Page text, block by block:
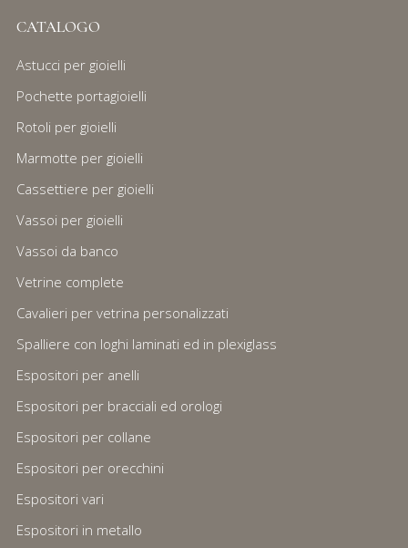
CATALOGO
Astucci per gioielli
Pochette portagioielli
Rotoli per gioielli
Marmotte per gioielli
Cassettiere per gioielli
Vassoi per gioielli
Vassoi da banco
Vetrine complete
Cavalieri per vetrina personalizzati
Spalliere con loghi laminati ed in plexiglass
Espositori per anelli
Espositori per bracciali ed orologi
Espositori per collane
Espositori per orecchini
Espositori vari
Espositori in metallo